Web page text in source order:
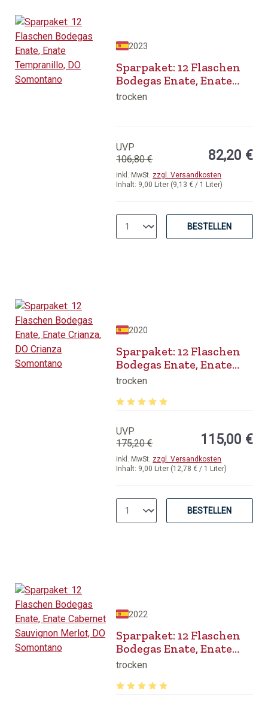
2023
Sparpaket: 12 Flaschen
Bodegas Enate, Enate
Tempranillo, DO
trocken
Inhalt: 9,00 Liter (9,13 € / 1 Liter)
inkl. MwSt. zzgl. Versandkosten
UVP
106,80 €
82,20 €
BESTELLEN
2020
Sparpaket: 12 Flaschen
Bodegas Enate, Enate
Crianza, DO Crianza
trocken
Inhalt: 9,00 Liter (12,78 € / 1 Liter)
inkl. MwSt. zzgl. Versandkosten
UVP
175,20 €
115,00 €
BESTELLEN
2022
Sparpaket: 12 Flaschen
Bodegas Enate, Enate
Cabernet Sauvignon
trocken